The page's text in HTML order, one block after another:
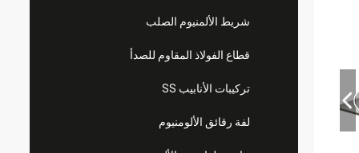
شريط الألمنيوم الصلب
قطاع الفولاذ المقاوم للصدأ
تركيبات الأنابيب SS
لفة رقائق الألومنيوم